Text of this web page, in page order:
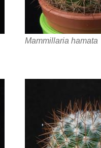
Mammillaria hamata